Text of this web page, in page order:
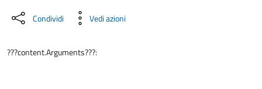
Condividi Vedi azioni
???content.Arguments???: